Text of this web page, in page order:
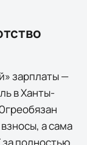
зарплаты —
вХанты-
обязан
а сама
полностью